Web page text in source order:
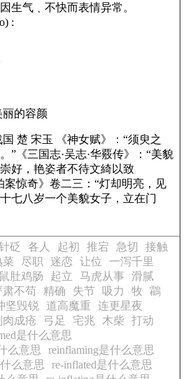
生气﹑不快而表情异常。
:
丽的容颜
楚 宋玉 《神女赋》
：“须臾之
” 《三国志·吴志·华覈传》
：“美貌
好，艳姿者不待文綺以致
案惊奇》 卷二三：“灯却明亮，见
七八岁一个美貌女子，立在门
砭 各人 起初 推宕 急切
接触
菜 尽职 迷恋 让位
一泻千里
鼠肚鸡肠 起立 马虎从事
滑腻
肃不苟 精确 失节 吸力 牧
鸘
坚毁锐 道高魔重
连更星夜
肉成疮 弓足 宅兆 木柴
打动
是什么意思
么意思
reinflaming是什么意思
么意思
re-inflated是什么意思